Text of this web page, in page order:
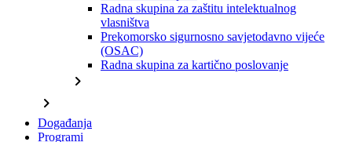
Radna skupina za zaštitu intelektualnog
vlasništva
Prekomorsko sigurnosno savjetodavno vijeće
(OSAC)
Radna skupina za kartično poslovanje
chevron_right
chevron_right
Događanja
Programi